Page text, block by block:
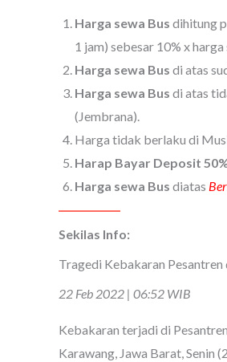
Harga sewa Bus dihitung
1 jam) sebesar 10% x harga
Harga sewa Bus di atas
Harga sewa Bus di atas
(Jembrana).
Harga tidak berlaku di
Harap Bayar Deposit
Harga sewa Bus diatas
Sekilas Info:
Tragedi Kebakaran
22 Feb 2022 | 06:52 WIB
Kebakaran terjadi di
Karawang, Jawa Barat, Senin